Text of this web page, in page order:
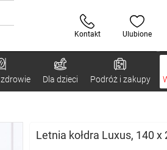
Kontakt Ulubione
Dla dzieci Podróż i zakupy
Letnia kołdra Luxus, 140 x